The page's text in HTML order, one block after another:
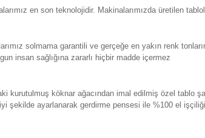
en son teknolojidir. Makinalarımızda üretilen
solmama garantili ve gerçeğe en yakın renk
insan sağlığına zararlı hiçbir madde içermez
kurutulmuş köknar ağacından imal edilmiş özel tablo
şekilde ayarlanarak gerdirme pensesi ile %100 el